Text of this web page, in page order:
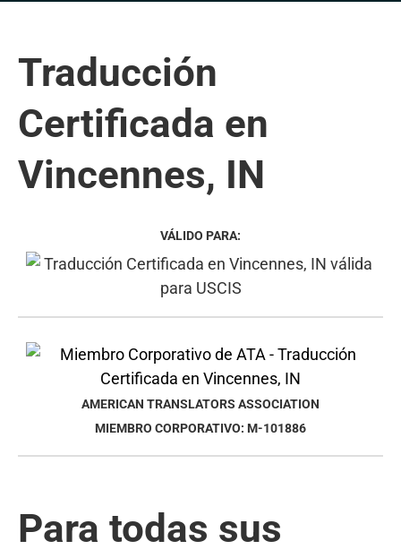
Traducción
Certificada en
Vincennes, IN
VÁLIDO PARA:
AMERICAN TRANSLATORS ASSOCIATION
MIEMBRO CORPORATIVO: M-101886
Para todas sus